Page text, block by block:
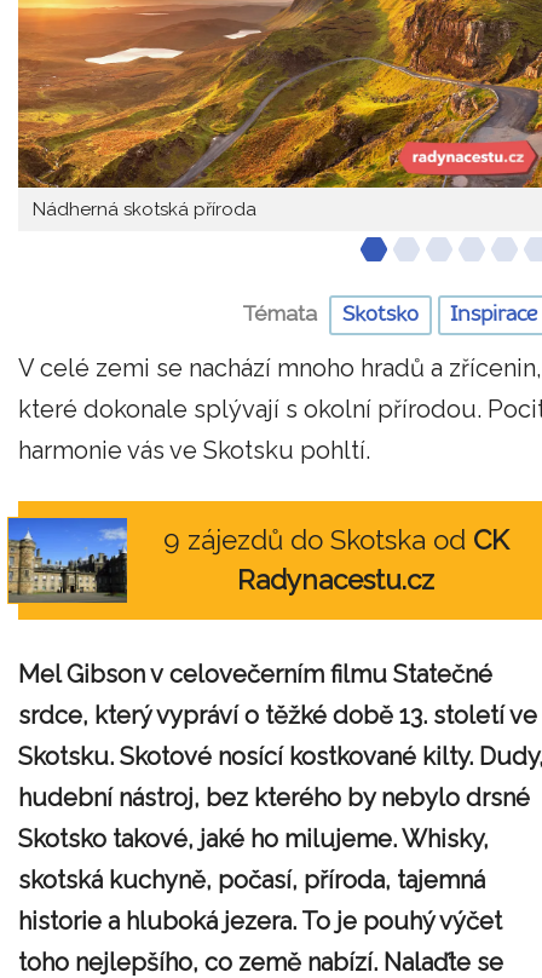
Nádherná skotská příroda
Témata Skotsko Inspirace
V celé zemi se nachází mnoho hradů a zřícenin,
které dokonale splývají s okolní přírodou.
harmonie vás ve Skotsku pohltí.
9 zájezdů do Skotska od CK
Radynacestu.cz
Mel Gibson v celovečerním filmu Statečné
srdce, který vypráví o těžké době 13. století ve
Skotsku. Skotové nosící kostkované kilty.
hudební nástroj, bez kterého by nebylo drsné
Skotsko takové, jaké ho milujeme. Whisky,
skotská kuchyně, počasí, příroda, tajemná
historie a hluboká jezera. To je pouhý výčet
toho nejlepšího, co země nabízí. Nalaďte se